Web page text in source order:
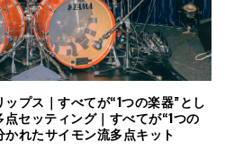
プス｜すべてが“1つの楽器”とし
セッティング｜すべてが“1つの
れたサイモン流多点キット